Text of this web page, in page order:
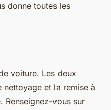
donne toutes les
voiture. Les deux
et la remise à
Renseignez-vous sur